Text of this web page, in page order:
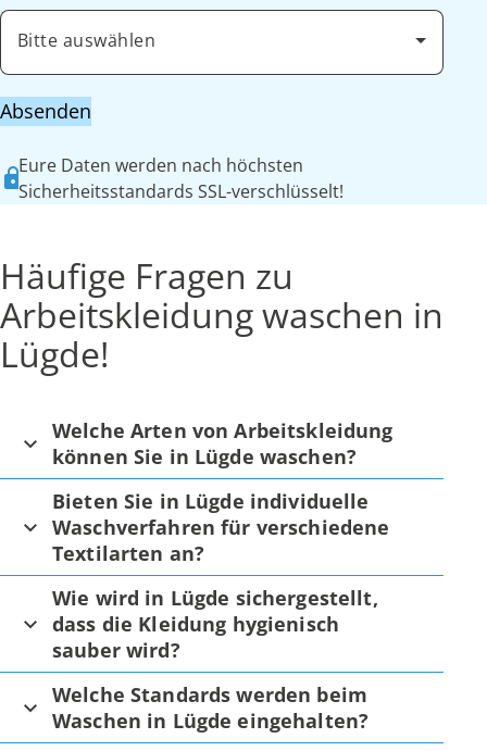
Bitte auswählen
Absenden
Eure Daten werden nach höchsten
Sicherheitsstandards SSL-verschlüsselt!
Häufige Fragen zu
Arbeitskleidung waschen in
Lügde!
Welche Arten von Arbeitskleidung
können Sie in Lügde waschen?
Bieten Sie in Lügde individuelle
Waschverfahren für verschiedene
Textilarten an?
Wie wird in Lügde sichergestellt,
dass die Kleidung hygienisch
sauber wird?
Welche Standards werden beim
Waschen in Lügde eingehalten?